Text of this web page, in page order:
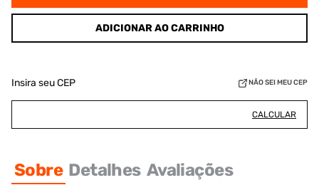
ADICIONAR AO CARRINHO
Insira seu CEP NÃO SEI MEU CEP
CALCULAR
Sobre Detalhes Avaliações